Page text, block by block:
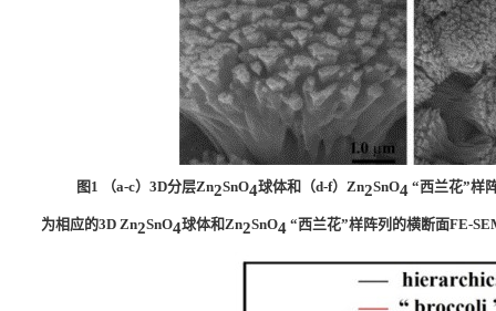
图 1 （a-c）3D分层Zn2SnO4球体和（d-f）Zn2SnO4 “西兰花”样
为相应的3D Zn2SnO4球体和 Zn2SnO4 “西兰花”样阵列的横断面FE-